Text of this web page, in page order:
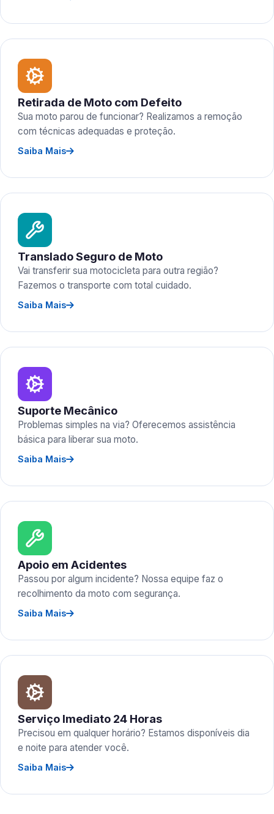
Retirada de Moto com Defeito
Sua moto parou de funcionar? Realizamos a remoção
com técnicas adequadas e proteção.
Saiba Mais
Translado Seguro de Moto
Vai transferir sua motocicleta para outra região?
Fazemos o transporte com total cuidado.
Saiba Mais
Suporte Mecânico
Problemas simples na via? Oferecemos assistência
básica para liberar sua moto.
Saiba Mais
Apoio em Acidentes
Passou por algum incidente? Nossa equipe faz o
recolhimento da moto com segurança.
Saiba Mais
Serviço Imediato 24 Horas
Precisou em qualquer horário? Estamos disponíveis dia
e noite para atender você.
Saiba Mais